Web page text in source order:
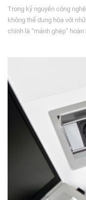
Trong kỷ nguyên công
không thể dung hòa với
chính là “mảnh ghép”